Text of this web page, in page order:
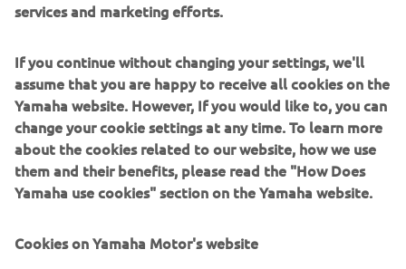
відпочинку (#DRIVENBYFREEDOM) та спорту
services and marketing efforts.
If you continue without changing your settings, we'll
assume that you are happy to receive all cookies on the
Yamaha website. However, If you would like to, you can
change your cookie settings at any time. To learn more
about the cookies related to our website, how we use
them and their benefits, please read the "How Does
Yamaha use cookies" section on the Yamaha website.
Cookies on Yamaha Motor's website